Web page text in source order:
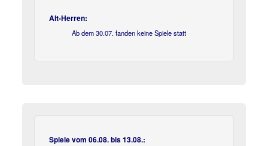
Alt-Herren:
Ab dem 30.07. fanden keine Spiele statt
Spiele vom 06.08. bis 13.08.: